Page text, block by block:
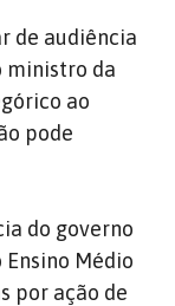
de audiência
ministro da
ao
pode
do governo
Médio
por ação de